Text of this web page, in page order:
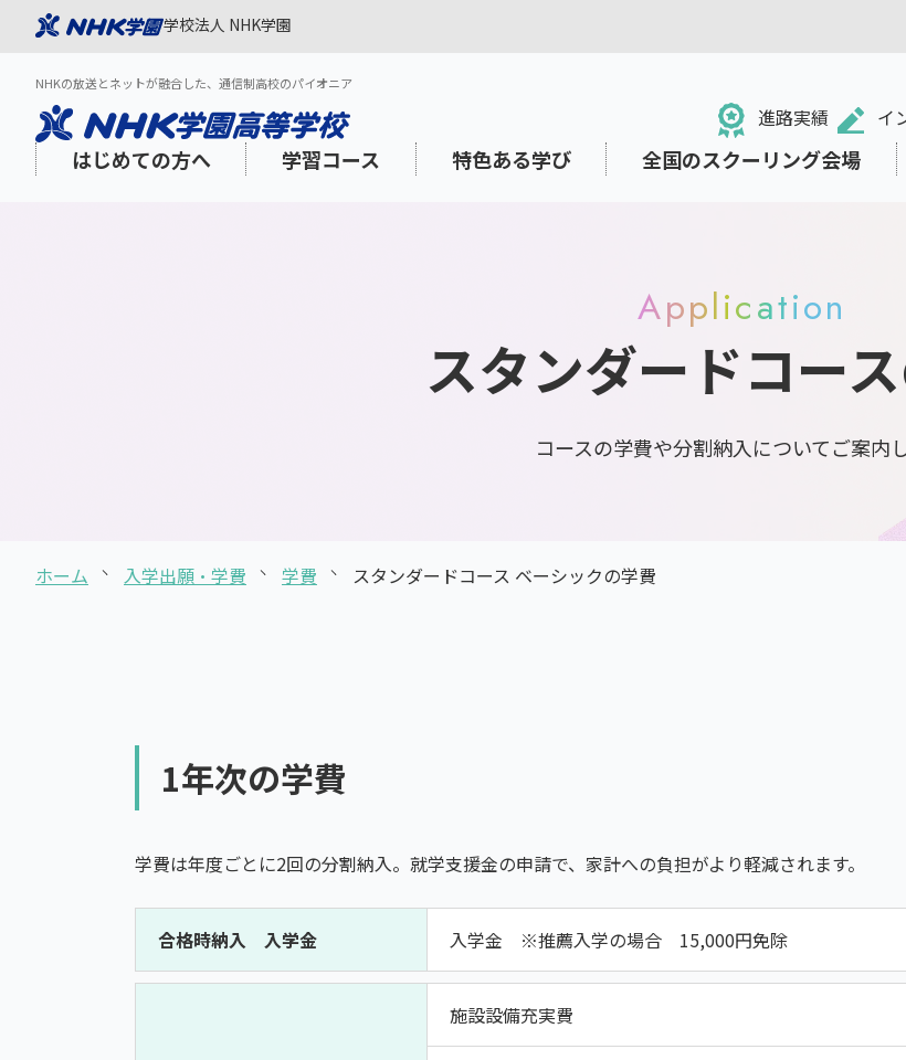
学校法人 NHK学園
NHKの放送とネットが融合した、通信制高校のパイオニア
進路実績 イ
はじめての方へ
3分でわかる！NHK学園高等学校 中学生の方
社会人の方・学業から離れていた方 保護者の方
学習コース
登校プラス ライフデザイン
特色ある学び
NHK学園のネット学習システム「N-g
aku Online Space」
小・中学校から
メディア・リテラシー
さまざまな価値
全国のスクーリング会場
年間スケジュール・学校行事 東京本校の施設
心理的・福祉面のサポート 就職・進路サポ
インターネット出願 募集要項の閲覧
Application
スタンダードコー
コースの学費や分割納入についてご案内
ホーム 入学出願・学費 学費 スタンダードコース ベーシックの学費
1年次の学費
学費は年度ごとに2回の分割納入。就学支援金の申請で、家計への負担がより軽減されます。
合格時納入 入学金 入学金 ※推薦入学の場合 15,000円免除
施設設備充実費